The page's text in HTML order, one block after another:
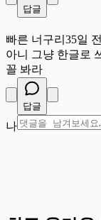
답글
빠른 너구리 35일 전
아니 그냥 한글로
꼴 봐라
답글
나